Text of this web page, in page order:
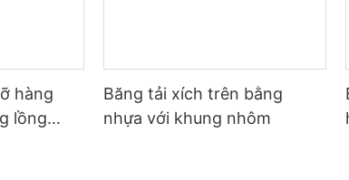
hàng
lồng
Băng tải xích trên bằng
nhựa với khung nhôm